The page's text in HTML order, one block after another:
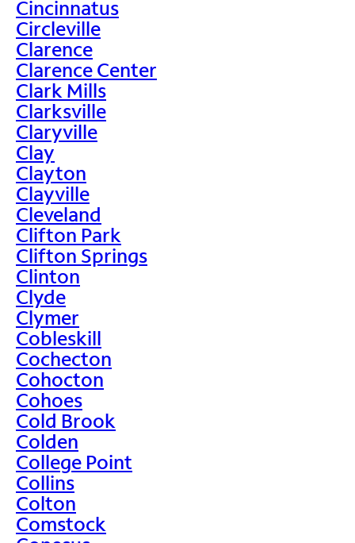
Cincinnatus
Circleville
Clarence
Clarence Center
Clark Mills
Clarksville
Claryville
Clay
Clayton
Clayville
Cleveland
Clifton Park
Clifton Springs
Clinton
Clyde
Clymer
Cobleskill
Cochecton
Cohocton
Cohoes
Cold Brook
Colden
College Point
Collins
Colton
Comstock